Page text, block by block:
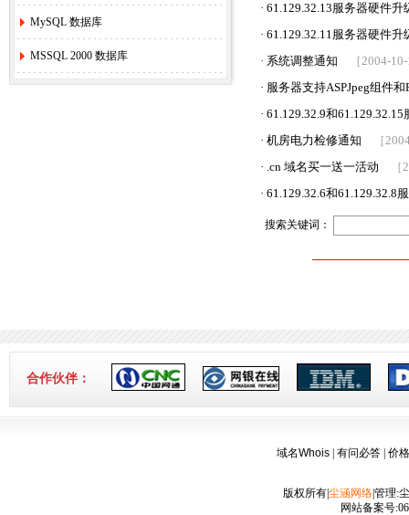
MySQL 数据库
MSSQL 2000 数据库
· 61.129.32.13服务器硬件升
· 61.129.32.11服务器硬件升
· 系统调整通知
［2004-
· 服务器支持ASPJpeg组件
· 61.129.32.9和
· 机房电力检修通知
［
· .cn 域名买一送一活动
· 61.129.32.6和61.129.32.8
搜索关键词：
合作伙伴：
域名Whois 有问必答 价
版权所有|尘涵网络|管理:
网站备案号